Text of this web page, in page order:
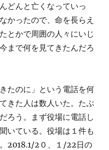
どんと亡くなっていっ
かったので、命を長らえ
とかで周囲の人々にいじ
まで何を見てきたんだろ
たのに」という電話を何
きた人は数人いた。たぶ
ろう。まず役場に電話し
いている。役場は１件も
2018.1/2０、１/22日の